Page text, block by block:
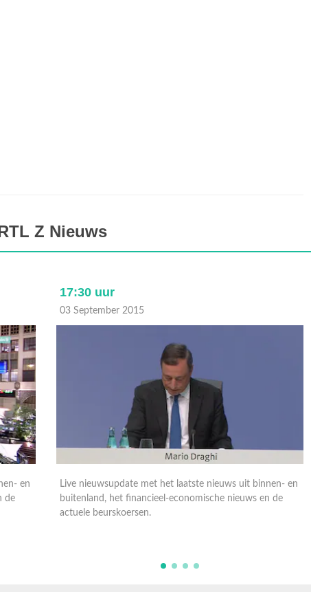
Z Nieuws
en
de
17:30 uur
03 September 2015
Live nieuwsupdate met het laatste nieuws uit binnen- en
buitenland, het financieel-economische nieuws en de
actuele beurskoersen.